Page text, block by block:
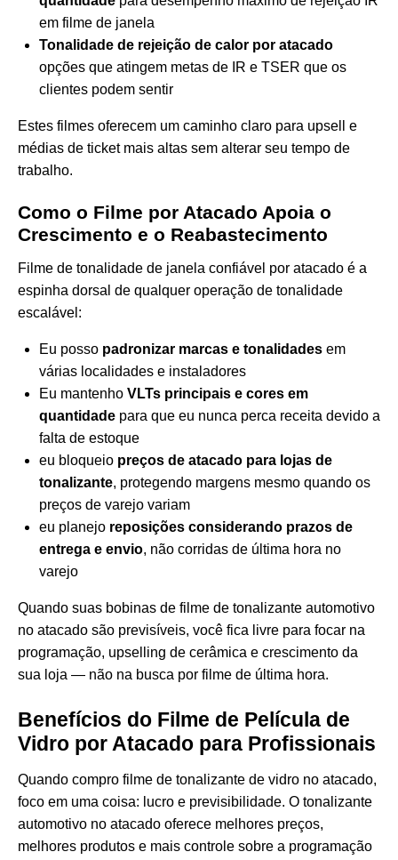
em filme de janela
Tonalidade de rejeição de calor por atacado
opções que atingem metas de IR e TSER que os
clientes podem sentir
Estes filmes oferecem um caminho claro para upsell e
médias de ticket mais altas sem alterar seu tempo de
trabalho.
Como o Filme por Atacado Apoia o
Crescimento e o Reabastecimento
Filme de tonalidade de janela confiável por atacado é a
espinha dorsal de qualquer operação de tonalidade
escalável:
Eu posso padronizar marcas e tonalidades em
várias localidades e instaladores
Eu mantenho VLTs principais e cores em
quantidade para que eu nunca perca receita devido a
falta de estoque
eu bloqueio preços de atacado para lojas de
tonalizante, protegendo margens mesmo quando os
preços de varejo variam
eu planejo reposições considerando prazos de
entrega e envio, não corridas de última hora no
varejo
Quando suas bobinas de filme de tonalizante automotivo
no atacado são previsíveis, você fica livre para focar na
programação, upselling de cerâmica e crescimento da
sua loja — não na busca por filme de última hora.
Benefícios do Filme de Película de
Vidro por Atacado para Profissionais
Quando compro filme de tonalizante de vidro no atacado,
foco em uma coisa: lucro e previsibilidade. O tonalizante
automotivo no atacado oferece melhores preços,
melhores produtos e mais controle sobre a programação